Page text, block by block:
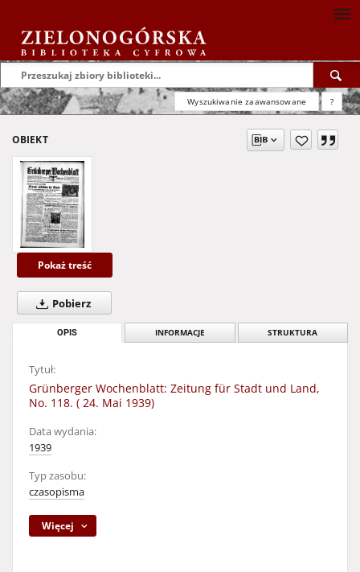
Wyszukiwanie zaawansowane ?
OBIEKT
Pokaż treść
Pobierz
OPIS INFORMACJE STRUKTURA
Tytuł:
Grünberger Wochenblatt: Zeitung für Stadt und Land,
No. 118. ( 24. Mai 1939)
Data wydania:
1939
Typ zasobu:
czasopisma
Więcej